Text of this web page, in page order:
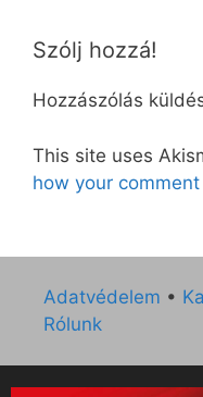
Szólj hozzá!
Hozzászólás
This site uses
how your
Adatvédelem •
Rólunk